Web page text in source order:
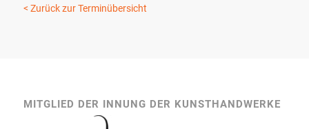
< Zurück zur Terminübersicht
MITGLIED DER INNUNG DER KUNSTHANDWERKE